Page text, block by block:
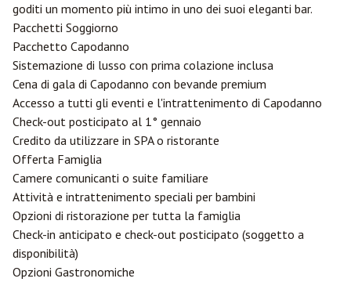
goditi un momento più intimo in uno dei suoi eleganti bar.
Pacchetti Soggiorno
Pacchetto Capodanno
Sistemazione di lusso con prima colazione inclusa
Cena di gala di Capodanno con bevande premium
Accesso a tutti gli eventi e l'intrattenimento di Capodanno
Check-out posticipato al 1° gennaio
Credito da utilizzare in SPA o ristorante
Offerta Famiglia
Camere comunicanti o suite familiare
Attività e intrattenimento speciali per bambini
Opzioni di ristorazione per tutta la famiglia
Check-in anticipato e check-out posticipato (soggetto a
disponibilità)
Opzioni Gastronomiche